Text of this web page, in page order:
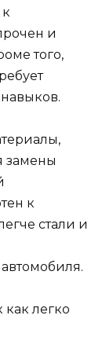
и
того,
замены
к
стали и
легко